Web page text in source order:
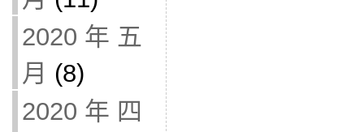
2020 年 五
月 (8)
2020 年 四